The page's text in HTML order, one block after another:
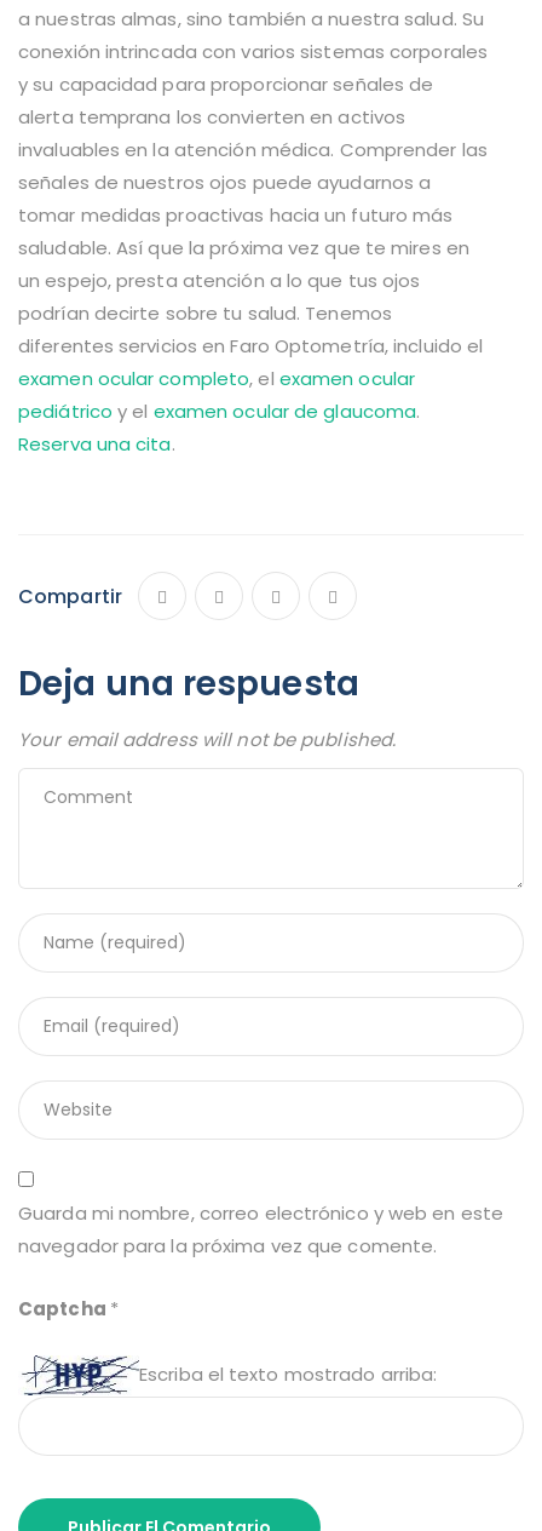
a nuestras almas, sino también a nuestra salud. Su
conexión intrincada con varios sistemas corporales
y su capacidad para proporcionar señales de
alerta temprana los convierten en activos
invaluables en la atención médica. Comprender las
señales de nuestros ojos puede ayudarnos a
tomar medidas proactivas hacia un futuro más
saludable. Así que la próxima vez que te mires en
un espejo, presta atención a lo que tus ojos
podrían decirte sobre tu salud. Tenemos
diferentes servicios en Faro Optometría, incluido el
examen ocular completo, el examen ocular
pediátrico y el examen ocular de glaucoma.
Reserva una cita.
Compartir
Deja una respuesta
Your email address will not be published.
Guarda mi nombre, correo electrónico y web en este
navegador para la próxima vez que comente.
Captcha *
Escriba el texto mostrado arriba: